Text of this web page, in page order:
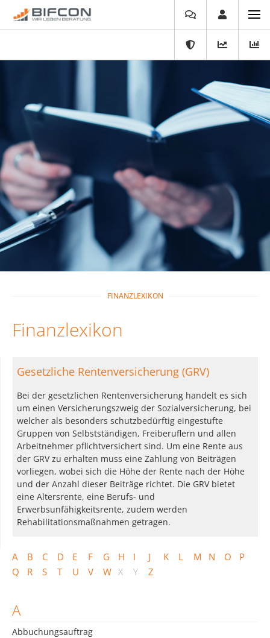
FINANZLEXIKON
Finanzlexikon
A B C D E F G H I J K L M N O
P
Q
R S T U V W X Y Z
A
Abbuchungsauftrag
Gesetzliche Rentenversicherung (GRV)
Bei der gesetzlichen Rentenversicherung handelt es sich
um einen Versicherungszweig der Sozialversicherung, bei
welcher als besonders schutzbedürftig eingestufte
Gruppen von Selbstständigen, Freiberuflern und allen
Arbeitnehmer pflichtversichert sind. Um eine Rente aus
der GRV zu erhalten muss eine Zahlung von Beiträgen
vorliegen, wobei sich die Höhe der Rente nach der Höhe
und der Anzahl dieser Beiträge richtet. Die GRV bietet
eine Altersrente, eine Berufs- und
Erwerbsunfähigkeitsrente, zudem werden
Rehabilitationsmaßnahmen getragen.